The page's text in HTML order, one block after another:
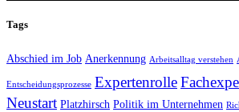
Tags
Abschied im Job Anerkennung Arbeitsalltag verstehen
Entscheidungsprozesse Expertenrolle
Neustart Platzhirsch Politik im Unternehmen